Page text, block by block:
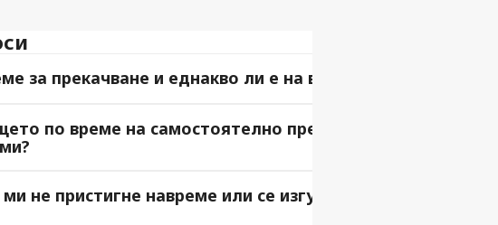
за прекачване и еднакво ли е на всички летища?
по време на самостоятелно прехвърляне? Как се
не пристигне навреме или се изгуби преди следващия